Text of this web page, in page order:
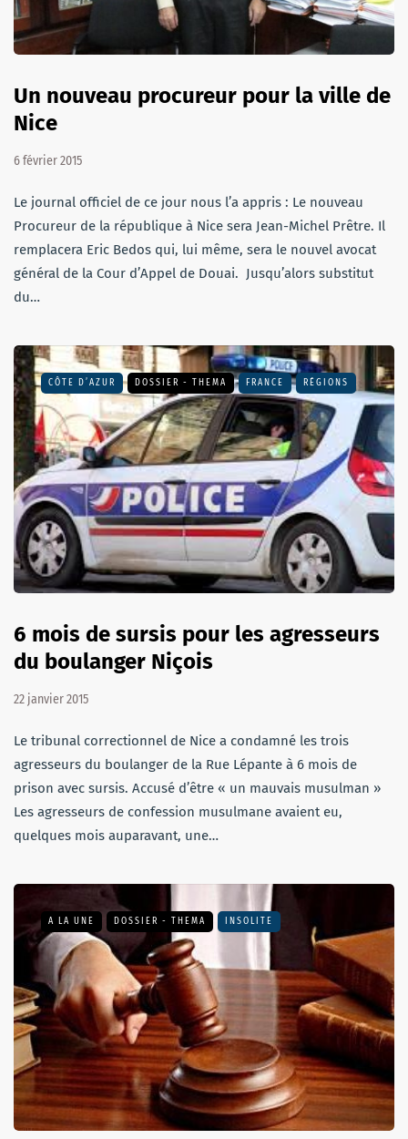
Un nouveau procureur pour la ville de
Nice
6 février 2015
Le journal officiel de ce jour nous l’a appris : Le nouveau
Procureur de la république à Nice sera Jean-Michel Prêtre. Il
remplacera Eric Bedos qui, lui même, sera le nouvel avocat
général de la Cour d’Appel de Douai. Jusqu’alors substitut
du…
CÔTE D’AZUR DOSSIER - THEMA FRANCE RÉGIONS
6 mois de sursis pour les agresseurs
du boulanger Niçois
22 janvier 2015
Le tribunal correctionnel de Nice a condamné les trois
agresseurs du boulanger de la Rue Lépante à 6 mois de
prison avec sursis. Accusé d’être « un mauvais musulman »
Les agresseurs de confession musulmane avaient eu,
quelques mois auparavant, une…
A LA UNE DOSSIER - THEMA INSOLITE